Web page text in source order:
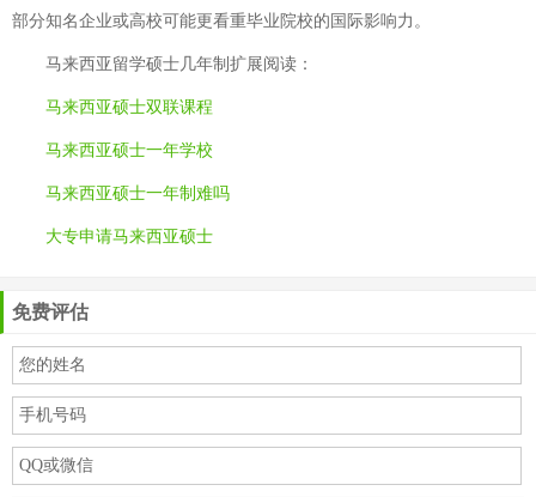
部分知名企业或高校可能更看重毕业院校的国际影响力。
马来西亚留学硕士几年制 扩展阅读：
马来西亚硕士双联课程
马来西亚硕士一年学校
马来西亚硕士一年制难吗
大专申请马来西亚硕士
免费评估